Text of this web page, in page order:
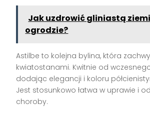
Jak uzdrowić gliniastą
ogrodzie?
Astilbe to kolejna bylina, która
kwiatostanami. Kwitnie od
dodając elegancji i koloru
Jest stosunkowo łatwa w uprawie i
choroby.